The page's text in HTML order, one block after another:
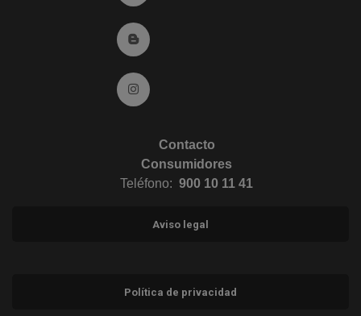
Ir al Blog (abre en ventana nueva)
Ir a Instagram (abre en ventana nueva)
Contacto
Consumidores
Teléfono: 900 10 11 41
Aviso legal
Política de privacidad